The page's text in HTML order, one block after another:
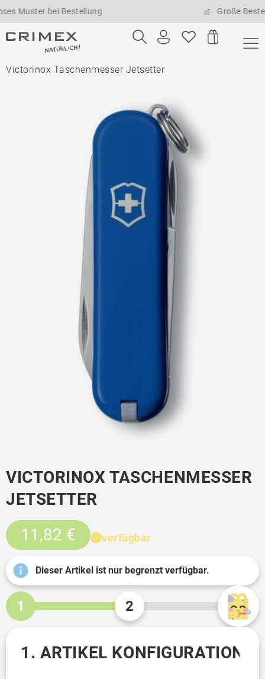
bei Bestellung Große
Victorinox Taschenmesser Jetsetter
VICTORINOX TASCHENMESSER
JETSETTER
11,82 €
verfügbar
Dieser Artikel ist nur begrenzt verfügbar.
1 2
1. ARTIKEL KONFIGURATION